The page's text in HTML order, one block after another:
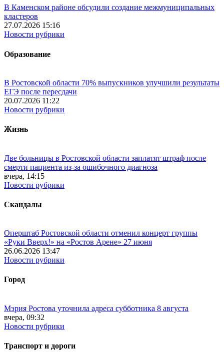
В Каменском районе обсудили создание межмуниципальных
кластеров
27.07.2026 15:16
Новости рубрики
Образование
В Ростовской области 70% выпускников улучшили результаты
ЕГЭ после пересдачи
20.07.2026 11:22
Новости рубрики
Жизнь
Две больницы в Ростовской области заплатят штраф после
смерти пациента из-за ошибочного диагноза
вчера, 14:15
Новости рубрики
Скандалы
Оперштаб Ростовской области отменил концерт группы
«Руки Вверх!» на «Ростов Арене» 27 июня
26.06.2026 13:47
Новости рубрики
Город
Мэрия Ростова уточнила адреса субботника 8 августа
вчера, 09:32
Новости рубрики
Транспорт и дороги